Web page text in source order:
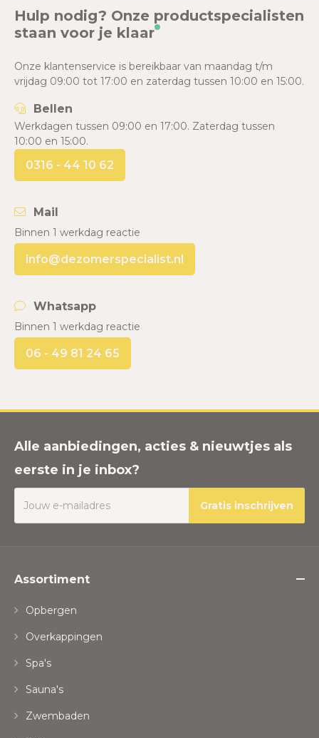
Hulp nodig? Onze productspecialisten
staan voor je klaar
Onze klantenservice is bereikbaar van maandag t/m
vrijdag 09:00 tot 17:00 en zaterdag tussen 10:00 en 15:00.
Bellen
Werkdagen tussen 09:00 en 17:00. Zaterdag tussen
10:00 en 15:00.
0316 - 44 10 62
Mail
Binnen 1 werkdag reactie
info@dezomerspecialist.nl
Whatsapp
Binnen 1 werkdag reactie
06 - 49 81 24 65
Alle aanbiedingen, acties & nieuwtjes als
eerste in je inbox?
Gratis inschrijven
Assortiment
Opbergen
Overkappingen
Spa's
Sauna's
Zwembaden